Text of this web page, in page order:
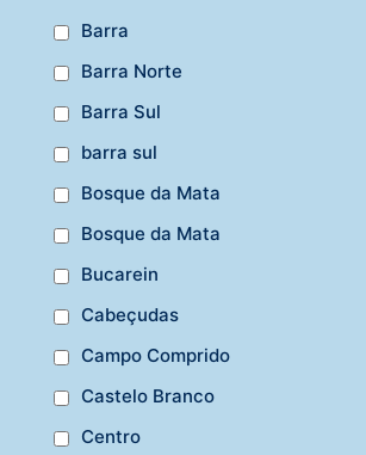
Barra
Barra Norte
Barra Sul
barra sul
Bosque da Mata
Bosque da Mata
Bucarein
Cabeçudas
Campo Comprido
Castelo Branco
Centro